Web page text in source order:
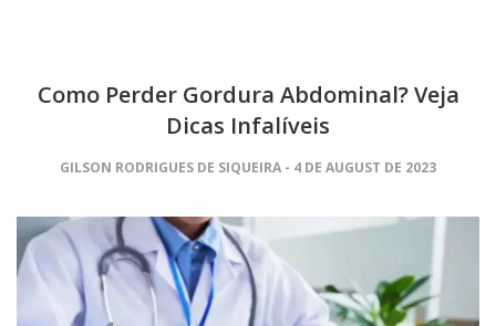
Como Perder Gordura Abdominal? Veja
Dicas Infalíveis
GILSON RODRIGUES DE SIQUEIRA 4 DE AUGUST DE 2023